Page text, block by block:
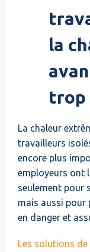
la
trop
La chaleur
travailleurs
encore plus
employeurs ont
seulement pour
mais aussi pour
en danger et
Les solutions